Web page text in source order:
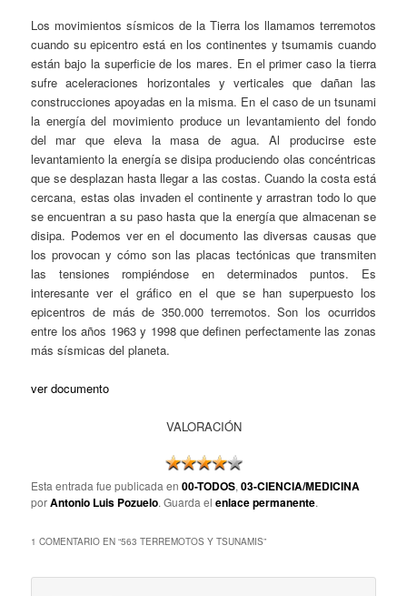
Los movimientos sísmicos de la Tierra los llamamos terremotos
cuando su epicentro está en los continentes y tsumamis cuando
están bajo la superficie de los mares. En el primer caso la tierra
sufre aceleraciones horizontales y verticales que dañan las
construcciones apoyadas en la misma. En el caso de un tsunami
la energía del movimiento produce un levantamiento del fondo
del mar que eleva la masa de agua. Al producirse este
levantamiento la energía se disipa produciendo olas concéntricas
que se desplazan hasta llegar a las costas. Cuando la costa está
cercana, estas olas invaden el continente y arrastran todo lo que
se encuentran a su paso hasta que la energía que almacenan se
disipa. Podemos ver en el documento las diversas causas que
los provocan y cómo son las placas tectónicas que transmiten
las tensiones rompiéndose en determinados puntos. Es
interesante ver el gráfico en el que se han superpuesto los
epicentros de más de 350.000 terremotos. Son los ocurridos
entre los años 1963 y 1998 que definen perfectamente las zonas
más sísmicas del planeta.
ver documento
VALORACIÓN
Esta entrada fue publicada en00-TODOS,03-CIENCIA/MEDICINA
porAntonio Luis Pozuelo. Guarda elenlace permanente.
1 COMENTARIO EN “563 TERREMOTOS Y TSUNAMIS”